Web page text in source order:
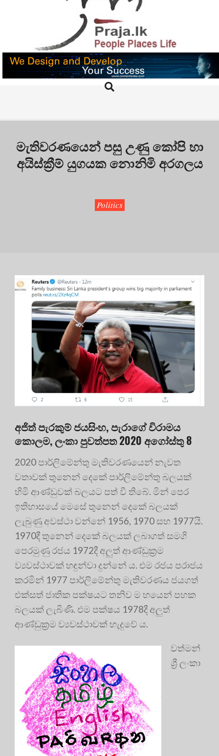
PRAJA.LK
Search
මැතිවරණයෙන් පසු උණු කෝපි හා
අයිස්ක්‍රීම් යුගයක නොනිමි අරගලය
Politics
අජිත් පැරකුම් ජයසිංහ, පැරාගේ විරාමය
කොලම, ලංකා පුවත්පත 2020 අගෝස්තු 8
2020 පාර්ලිමේන්තු මැතිවරණයෙන් නැවත
වතාවක් තුනෙන් දෙකේ පාර්ලිමේන්තු බලයක්
හිමි ආණ්ඩුවක් බලයට පත් වී තිබේ. මින් පෙර
ඉතිහාසයේ මෙසේ තුනෙන් දෙකේ බලයක්
ලැබුණු අවස්ථා වන්නේ 1956, 1970 සහ 1977යි.
1970දී තුනෙන් දෙකේ බලයක් ලබාගත් සමගි
පෙරමුණු රජය 1972දී අලුත් ආණ්ඩුක්‍රම
ව්‍යවස්ථාවක් හඳුන්වා දුන්නේ ය. එම රජය පරාජය
කරමින් 1977 පාර්ලිමේන්තු මැතිවරණය ජයගත්
එක්සත් ජාතික පක්ෂයට තනිව ම හයෙන් පහක
බලයක් ලැබිණි. එම පක්ෂය 1978දී අලුත්
ආණ්ඩුක්‍රම ව්‍යවස්ථාවක් හැදුවේ ය.
වත්මන්
ශ්‍රී ලංකා